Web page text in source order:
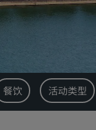
餐饮 活动类型